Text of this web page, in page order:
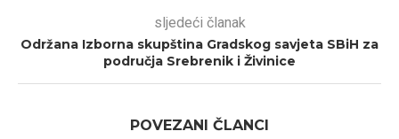
sljedeći članak
Održana Izborna skupština Gradskog savjeta SBiH za
područja Srebrenik i Živinice
POVEZANI ČLANCI